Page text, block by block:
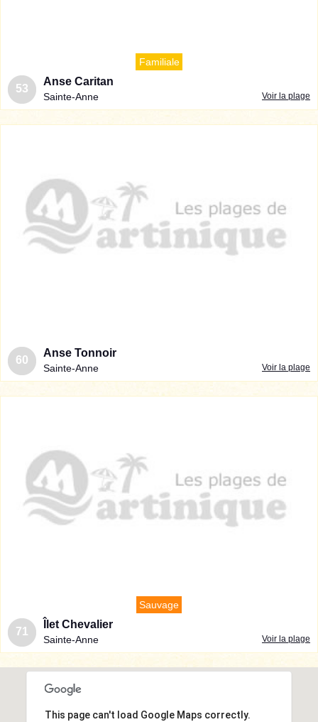
53
Anse Caritan
Sainte-Anne
Familiale
Voir la plage
60
Anse Tonnoir
Sainte-Anne Voir la plage
71
Îlet Chevalier
Sainte-Anne
Sauvage
Voir la plage
This page can't load Google Maps correctly.